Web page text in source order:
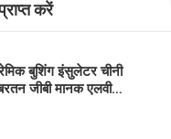
करें
बुशिंग इंसुलेटर चीनी
जीबी मानक एलवी